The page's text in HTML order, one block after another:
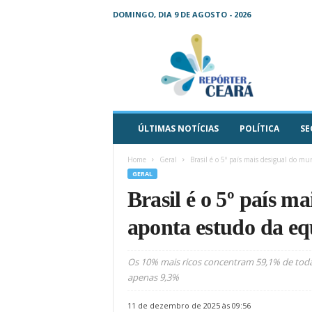
DOMINGO, DIA 9 DE AGOSTO - 2026
ÚLTIMAS NOTÍCIAS POLÍTICA
Home Geral Brasil é o 5º país mais desigual do
GERAL
Brasil é o 5º país
aponta estudo da
Os 10% mais ricos concentram 59,1% de
apenas 9,3%
11 de dezembro de 2025 às 09:56